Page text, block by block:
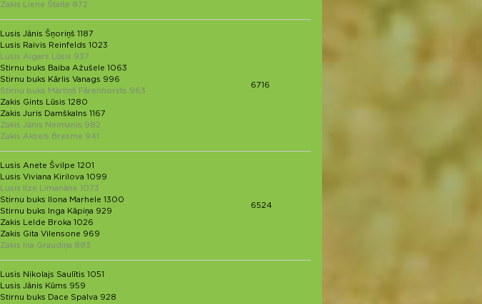
Zakis Liene Štalte 872
Lusis Jānis Šņoriņš 1187
Lusis Raivis Reinfelds 1023
Lusis Aigars Lūsis 937
Stirnu buks Baiba Ažušele 1063
Stirnu buks Kārlis Vanags 996
Stirnu buks Mārtiņš Fārenhorsts 963
Zakis Gints Lūsis 1280
Zakis Juris Damškalns 1167
Zakis Jānis Neimanis 982
Zakis Aksels Bresme 941
6716
Lusis Anete Švilpe 1201
Lusis Viviana Kirilova 1099
Lusis Ilze Limanāne 1073
Stirnu buks Ilona Marhele 1300
Stirnu buks Inga Kāpiņa 929
Zakis Lelde Broka 1026
Zakis Gita Vilensone 969
Zakis Ina Graudiņa 883
6524
Lusis Nikolajs Saulītis 1051
Lusis Jānis Kūms 959
Stirnu buks Dace Spalva 928